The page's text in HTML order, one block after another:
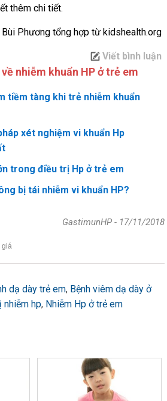
thêm chi tiết.
Bùi Phương tổng hợp từ kidshealth.org
Viết bình luận
nhiễm khuẩn HP ở trẻ em
tiềm tàng khi trẻ nhiễm khuẩn
xét nghiệm vi khuẩn Hp
trong điều trị Hp ở trẻ em
bị tái nhiễm vi khuẩn HP?
GastimunHP- 17/11/2018
giá
dạ dày trẻ em, Bệnh viêm dạ dày ở
nhiễm hp, Nhiễm Hp ở trẻ em